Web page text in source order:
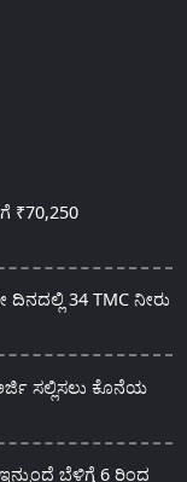
₹70,250
34 TMC ನೀರು
ಸಲ್ಲಿಸಲು ಕೊನೆಯ
ಬೆಳಿಗ್ಗೆ 6 ರಿಂದ